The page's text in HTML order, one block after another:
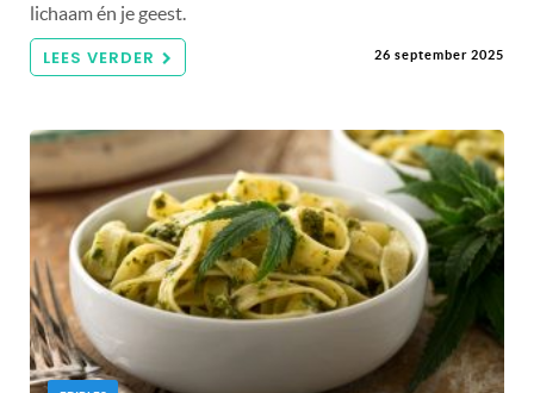
lichaam én je geest.
LEES VERDER 26 september 2025